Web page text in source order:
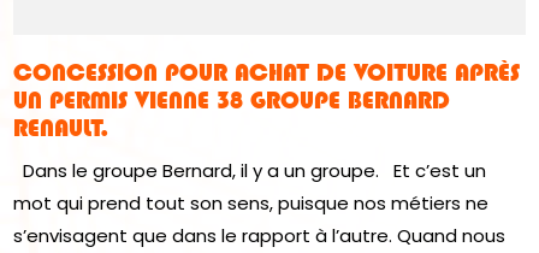
CONCESSION POUR ACHAT DE VOITURE APRÈS
UN PERMIS VIENNE 38 GROUPE BERNARD
RENAULT.
Dans le groupe Bernard, il y a un groupe. Et c’est un
mot qui prend tout son sens, puisque nos métiers ne
s’envisagent que dans le rapport à l’autre. Quand nous